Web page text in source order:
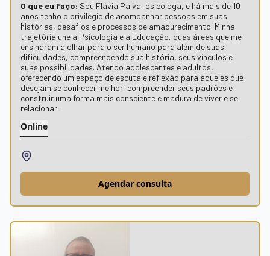
O que eu faço: Sou Flávia Paiva, psicóloga, e há mais de 10
anos tenho o privilégio de acompanhar pessoas em suas
histórias, desafios e processos de amadurecimento. Minha
trajetória une a Psicologia e a Educação, duas áreas que me
ensinaram a olhar para o ser humano para além de suas
dificuldades, compreendendo sua história, seus vínculos e
suas possibilidades. Atendo adolescentes e adultos,
oferecendo um espaço de escuta e reflexão para aqueles que
desejam se conhecer melhor, compreender seus padrões e
construir uma forma mais consciente e madura de viver e se
relacionar.
Online
Agendar consulta